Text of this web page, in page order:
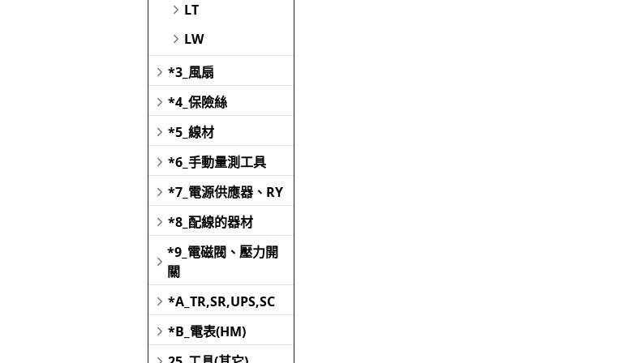
LT
LW
*3_風扇
*4_保險絲
*5_線材
*6_手動量測工具
*7_電源供應器、RY
*8_配線的器材
*9_電磁閥、壓力開
關
*A_TR,SR,UPS,SC
*B_電表(HM)